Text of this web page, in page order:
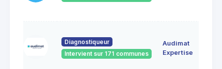
Diagnostiqueur
Intervient sur 171 communes
Audimat
Expertise